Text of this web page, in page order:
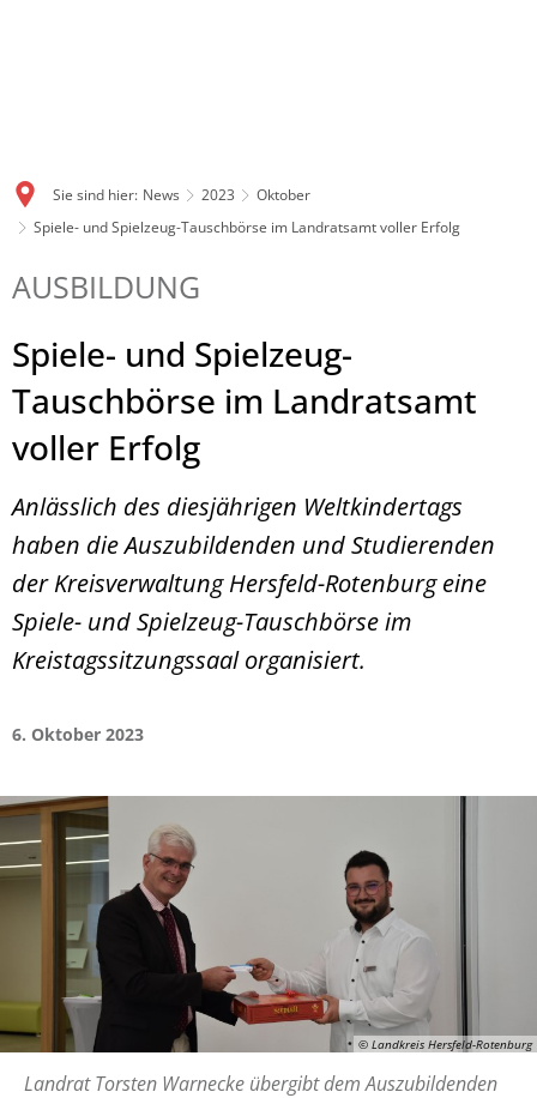
Sie sind hier: News 2023
Oktober
Spiele- und Spielzeug-Tauschbörse im Landratsamt voller Erfolg
AUSBILDUNG
Spiele- und Spielzeug-
Tauschbörse im Landratsamt
voller Erfolg
Anlässlich des diesjährigen Weltkindertags
haben die Auszubildenden und Studierenden
der Kreisverwaltung Hersfeld-Rotenburg eine
Spiele- und Spielzeug-Tauschbörse im
Kreistagssitzungssaal organisiert.
6. Oktober 2023
© Landkreis Hersfeld-Rotenburg
Landrat Torsten Warnecke übergibt dem Auszubildenden